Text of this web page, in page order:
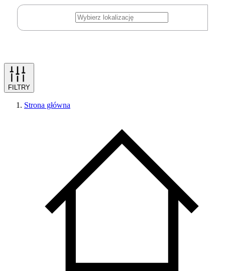
FILTRY
Strona główna